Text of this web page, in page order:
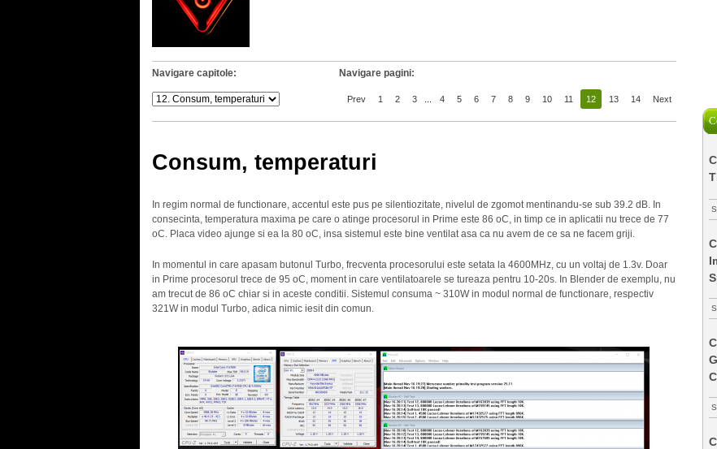
Navigare capitole: Navigare pagini:
Prev 1 2 3 4 5 6 7 8 9 10 11 12 13 14 Next
Consum, temperaturi
In regim normal de functionare, accentul este pus pe silentiozitate, nivelul de zgomot mentinandu-se sub 39.2 dB. In
consecinta, temperatura maxima pe care o atinge procesorul in Prime este 86 oC, in timp ce in aplicatii nu trece de 77
oC. Placa video ajunge si ea la 80 oC, insa sistemul este bine ventilat asa ca nu avem de ce sa ne facem griji.
In momentul in care apasam butonul Turbo, frecventa procesorului este setata la 4600MHz, cu un voltaj de 1.3v. Doar
in Prime procesorul trece de 95 oC, moment in care ventilatoarele se tureaza pentru 10-20s. In Blender de exemplu, nu
am trecut de 86 oC chiar si in aceste conditii. Sistemul consuma ~ 310W in modul normal de functionare, respectiv
321W in modul Turbo, adica nimic iesit din comun.